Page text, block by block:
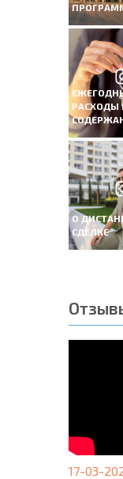
РАСХОДЫ
О
СДЕЛКЕ
17-03-